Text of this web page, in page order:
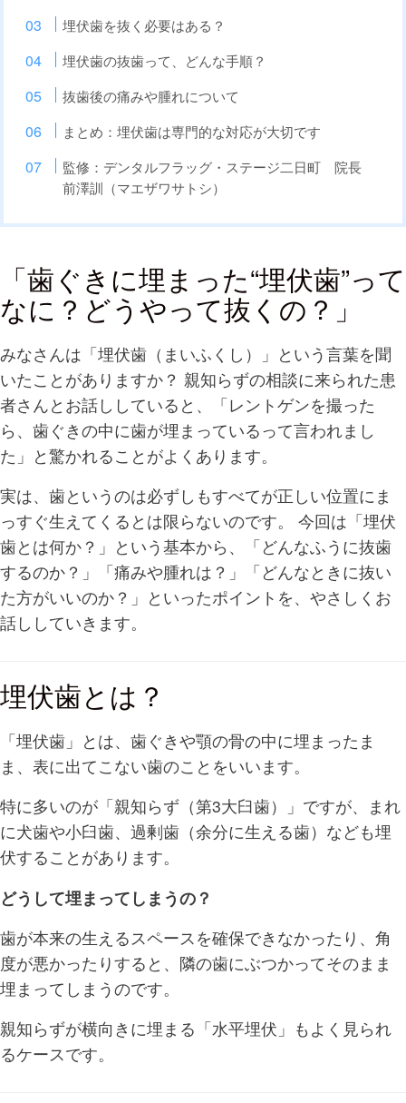
埋伏歯を抜く必要はある？
埋伏歯の抜歯って、どんな手順？
抜歯後の痛みや腫れについて
まとめ：埋伏歯は専門的な対応が大切です
監修：デンタルフラッグ・ステージ二日町 院長
前澤訓（マエザワサトシ）
「歯ぐきに埋まった“埋伏歯”って
なに？どうやって抜くの？」
みなさんは「埋伏歯（まいふくし）」という言葉を聞
いたことがありますか？ 親知らずの相談に来られた患
者さんとお話ししていると、「レントゲンを撮った
ら、歯ぐきの中に歯が埋まっているって言われまし
た」と驚かれることがよくあります。
実は、歯というのは必ずしもすべてが正しい位置にま
っすぐ生えてくるとは限らないのです。 今回は「埋伏
歯とは何か？」という基本から、「どんなふうに抜歯
するのか？」「痛みや腫れは？」「どんなときに抜い
た方がいいのか？」といったポイントを、やさしくお
話ししていきます。
埋伏歯とは？
「埋伏歯」とは、歯ぐきや顎の骨の中に埋まったま
ま、表に出てこない歯のことをいいます。
特に多いのが「親知らず（第3大臼歯）」ですが、まれ
に犬歯や小臼歯、過剰歯（余分に生える歯）なども埋
伏することがあります。
どうして埋まってしまうの？
歯が本来の生えるスペースを確保できなかったり、角
度が悪かったりすると、隣の歯にぶつかってそのまま
埋まってしまうのです。
親知らずが横向きに埋まる「水平埋伏」もよく見られ
るケースです。